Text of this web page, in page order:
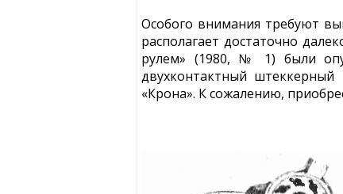
Особого внимания требуют
располагает достаточно
рулем» (1980, № 1) были
двухконтактный
«Крона». К сожалению,